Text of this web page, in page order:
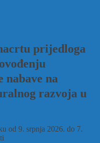
prijedloga
nabave na
razvoja u
od 9. srpnja 2026. do 7.